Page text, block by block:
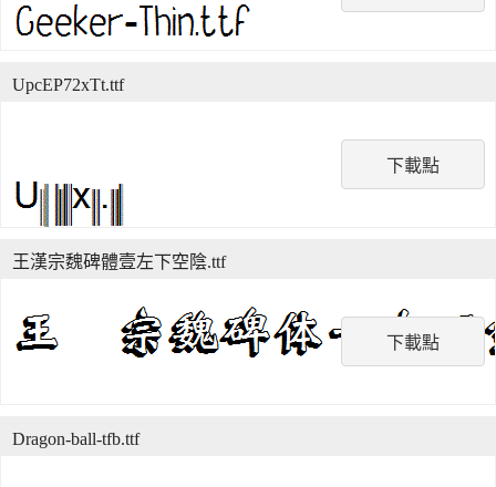
下載點
UpcEP72xTt.ttf
下載點
王漢宗魏碑體壹左下空陰.ttf
Dragon-ball-tfb.ttf